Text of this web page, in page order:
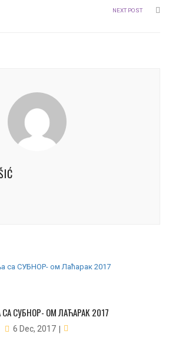
NEXT POST
СУБНОР- ОМ ЛАЋАРАК 2017
6 Dec, 2017